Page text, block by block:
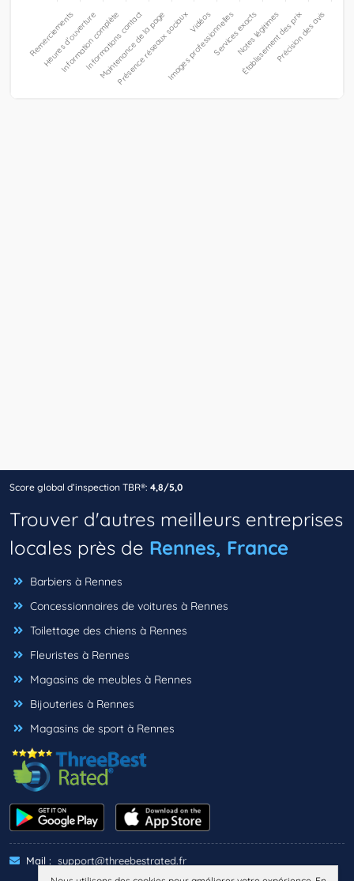
Score global d’inspection TBR®: 4,8/5,0
Trouver d'autres meilleurs entreprises
locales près de Rennes, France
Barbiers à Rennes
Concessionnaires de voitures à Rennes
Toilettage des chiens à Rennes
Fleuristes à Rennes
Magasins de meubles à Rennes
Bijouteries à Rennes
Magasins de sport à Rennes
Mail : support@threebestrated.fr